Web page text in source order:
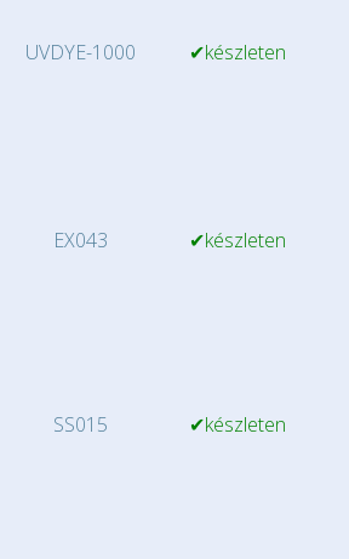
UVDYE-1000 ✔készleten
EX043 ✔készleten
SS015 ✔készleten